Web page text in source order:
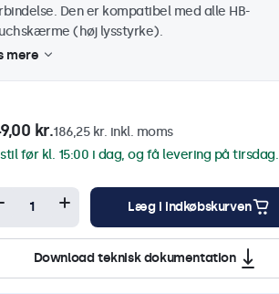
Den er kompatibel med alle HB-
(høj lysstyrke).
mere
kr.186,25 kr. inkl. moms
før kl. 15:00 i dag, og få levering på tirsdag.
Læg i indkøbskurven
Download teknisk dokumentation